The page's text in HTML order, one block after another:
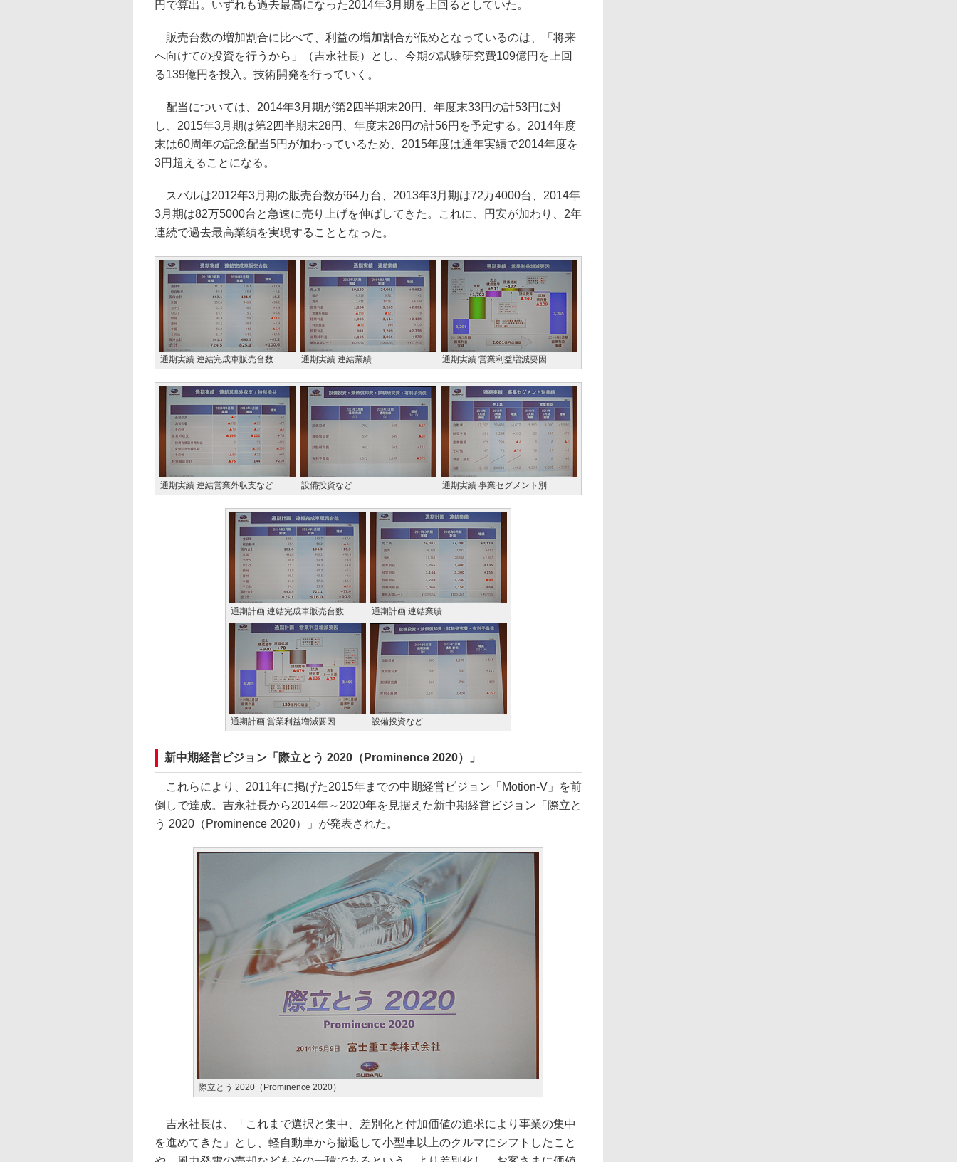
円で算出。いずれも過去最高になった2014年3月期を上回るとしていた。
販売台数の増加割合に比べて、利益の増加割合が低めとなっているのは、「将来
へ向けての投資を行うから」（吉永社長）とし、今期の試験研究費109億円を上回
る139億円を投入。技術開発を行っていく。
配当については、2014年3月期が第2四半期末20円、年度末33円の計53円に対
し、2015年3月期は第2四半期末28円、年度末28円の計56円を予定する。2014年度
末は60周年の記念配当5円が加わっているため、2015年度は通年実績で2014年度を
3円超えることになる。
スバルは2012年3月期の販売台数が64万台、2013年3月期は72万4000台、2014年
3月期は82万5000台と急速に売り上げを伸ばしてきた。これに、円安が加わり、2年
連続で過去最高業績を実現することとなった。
通期実績 連結完成車販売台数 通期実績 連結業績 通期実績 営業利益増減要因
通期実績 連結営業外収支など 設備投資など 通期実績 事業セグメント別
通期計画 連結完成車販売台数 通期計画 連結業績
通期計画 営業利益増減要因 設備投資など
新中期経営ビジョン「際立とう 2020（Prominence 2020）」
これらにより、2011年に掲げた2015年までの中期経営ビジョン「Motion-V」を前
倒しで達成。吉永社長から2014年～2020年を見据えた新中期経営ビジョン「際立と
う 2020（Prominence 2020）」が発表された。
際立とう 2020（Prominence 2020）
吉永社長は、「これまで選択と集中、差別化と付加価値の追求により事業の集中
を進めてきた」とし、軽自動車から撤退して小型車以上のクルマにシフトしたこと